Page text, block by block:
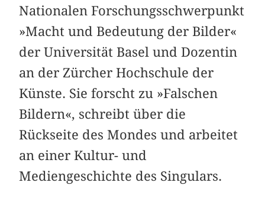
Nationalen Forschungsschwerpunkt
»Macht und Bedeutung der Bilder«
der Universität Basel und Dozentin
an der Zürcher Hochschule der
Künste. Sie forscht zu »Falschen
Bildern«, schreibt über die
Rückseite des Mondes und arbeitet
an einer Kultur- und
Mediengeschichte des Singulars.